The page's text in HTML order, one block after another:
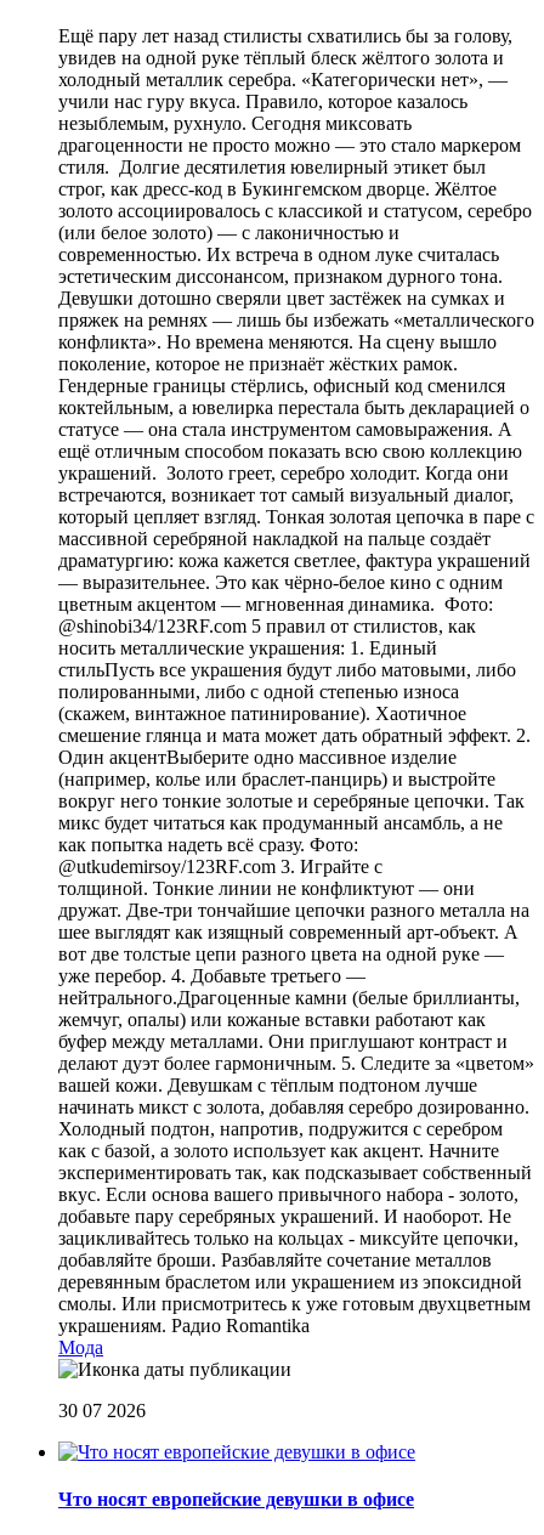
Ещё пару лет назад стилисты схватились бы за голову,
увидев на одной руке тёплый блеск жёлтого золота и
холодный металлик серебра. «Категорически нет», —
учили нас гуру вкуса. Правило, которое казалось
незыблемым, рухнуло. Сегодня миксовать
драгоценности не просто можно — это стало маркером
стиля. Долгие десятилетия ювелирный этикет был
строг, как дресс-код в Букингемском дворце. Жёлтое
золото ассоциировалось с классикой и статусом, серебро
(или белое золото) — с лаконичностью и
современностью. Их встреча в одном луке считалась
эстетическим диссонансом, признаком дурного тона.
Девушки дотошно сверяли цвет застёжек на сумках и
пряжек на ремнях — лишь бы избежать «металлического
конфликта». Но времена меняются. На сцену вышло
поколение, которое не признаёт жёстких рамок.
Гендерные границы стёрлись, офисный код сменился
коктейльным, а ювелирка перестала быть декларацией о
статусе — она стала инструментом самовыражения. А
ещё отличным способом показать всю свою коллекцию
украшений. Золото греет, серебро холодит. Когда они
встречаются, возникает тот самый визуальный диалог,
который цепляет взгляд. Тонкая золотая цепочка в паре с
массивной серебряной накладкой на пальце создаёт
драматургию: кожа кажется светлее, фактура украшений
— выразительнее. Это как чёрно-белое кино с одним
цветным акцентом — мгновенная динамика. Фото:
@shinobi34/123RF.com 5 правил от стилистов, как
носить металлические украшения: 1. Единый
стильПусть все украшения будут либо матовыми, либо
полированными, либо с одной степенью износа
(скажем, винтажное патинирование). Хаотичное
смешение глянца и мата может дать обратный эффект. 2.
Один акцентВыберите одно массивное изделие
(например, колье или браслет-панцирь) и выстройте
вокруг него тонкие золотые и серебряные цепочки. Так
микс будет читаться как продуманный ансамбль, а не
как попытка надеть всё сразу. Фото:
@utkudemirsoy/123RF.com 3. Играйте с
толщиной. Тонкие линии не конфликтуют — они
дружат. Две-три тончайшие цепочки разного металла на
шее выглядят как изящный современный арт-объект. А
вот две толстые цепи разного цвета на одной руке —
уже перебор. 4. Добавьте третьего —
нейтрального.Драгоценные камни (белые бриллианты,
жемчуг, опалы) или кожаные вставки работают как
буфер между металлами. Они приглушают контраст и
делают дуэт более гармоничным. 5. Следите за «цветом»
вашей кожи. Девушкам с тёплым подтоном лучше
начинать микст с золота, добавляя серебро дозированно.
Холодный подтон, напротив, подружится с серебром
как с базой, а золото использует как акцент. Начните
экспериментировать так, как подсказывает собственный
вкус. Если основа вашего привычного набора - золото,
добавьте пару серебряных украшений. И наоборот. Не
зацикливайтесь только на кольцах - миксуйте цепочки,
добавляйте броши. Разбавляйте сочетание металлов
деревянным браслетом или украшением из эпоксидной
смолы. Или присмотритесь к уже готовым двухцветным
украшениям. Радио Romantika
Мода
30 07 2026
Что носят европейские девушки в офисе